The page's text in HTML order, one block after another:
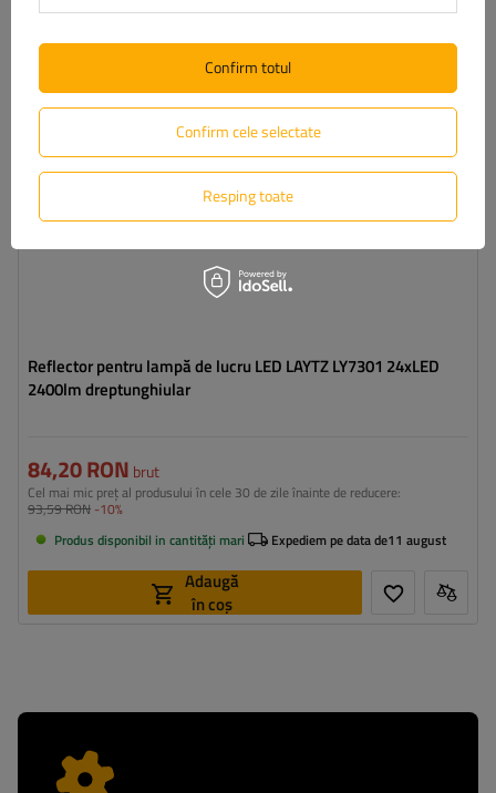
SUPER OFERTĂ
Reflector pentru lampă de lucru LED LAYTZ LY7301 24xLED
2400lm dreptunghiular
Număr de LED-uri:
lumină albă neutră
Temperatura de culoare a luminii:
5700 K
84,20 RON brut
Cel mai mic preț al produsului în cele 30 de zile înainte de reducere:
93,59 RON -10%
Produs disponibil in cantități mari
Expediem pe data de11 august
Adaugă
în coș
Confirm cele selectate
Resping toate
Confirm totul